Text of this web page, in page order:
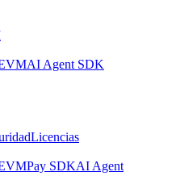
AI Agent SDK
Licencias
Pay SDKAI Agent